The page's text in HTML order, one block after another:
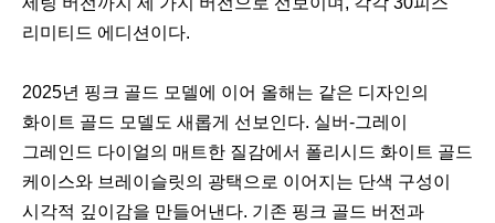
리미티드 에디션이다.
2025년 핑크 골드 모델에 이어 올해는 같은 디자인의
화이트 골드 모델도 새롭게 선보인다. 실버-그레이
그레인드 다이얼의 매트한 질감에서 폴리시드 화이트 골드
케이스와 브레이슬릿의 광택으로 이어지는 단색 구성이
시각적 깊이감을 만들어낸다. 기존 핑크 골드 버전과